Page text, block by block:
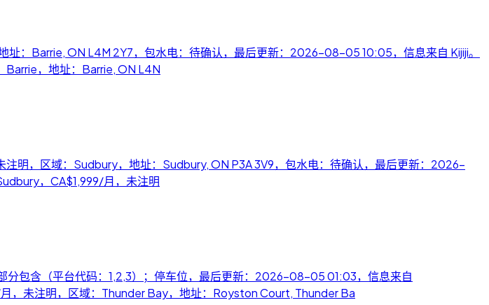
：Barrie, ON L4M 2Y7，包水电：待确认，最后更新：2026-08-05 10:05，信息来自 Kijiji。
，地址：Barrie, ON L4N
明，区域：Sudbury，地址：Sudbury, ON P3A 3V9，包水电：待确认，最后更新：2026-
，CA$1,999/月，未注明
包含（平台代码：1,2,3）；停车位，最后更新：2026-08-05 01:03，信息来自
未注明，区域：Thunder Bay，地址：Royston Court, Thunder Ba